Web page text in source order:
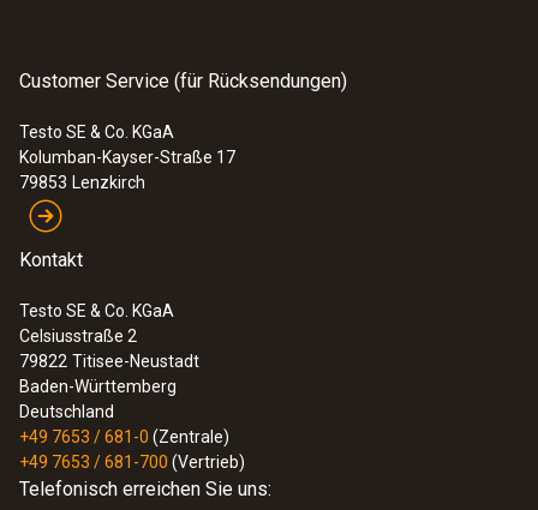
:0563 6352
testo 635-2 - Temperatur- und
Feuchtemessgerät
Customer Service (für Rücksendungen)
Testo SE & Co. KGaA
Kolumban-Kayser-Straße 17
79853 Lenzkirch
Kontakt
Testo SE & Co. KGaA
Celsiusstraße 2
79822 Titisee-Neustadt
Baden-Württemberg
Deutschland
+49 7653 / 681-0 (Zentrale)
+49 7653 / 681-700 (Vertrieb)
Telefonisch erreichen Sie uns: